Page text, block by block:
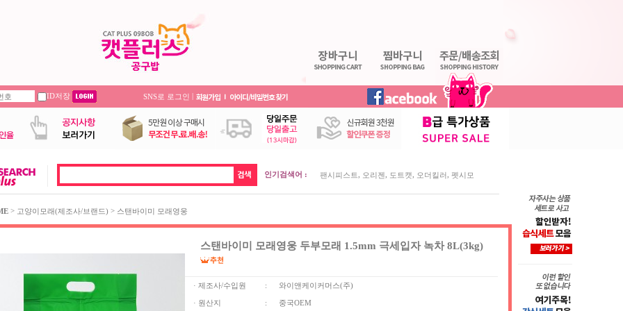
ID저장 SNS로 로그인 |
인기검색어 : 팬시피스트 오리젠 도트캣 오더킬러 펫시모
> 고양이모래(제조사/브랜드) > 스탠바이미 모래영웅
스탠바이미 모래영웅 두부모래 1.5mm 극세입자 녹차 8L(3kg)
· 제조사/수입원 : 와이앤케이커머스(주)
· 원산지 : 중국OEM